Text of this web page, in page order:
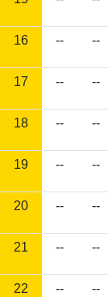
16 -- --
17 -- --
18 -- --
19 -- --
20 -- --
21 -- --
22 -- --